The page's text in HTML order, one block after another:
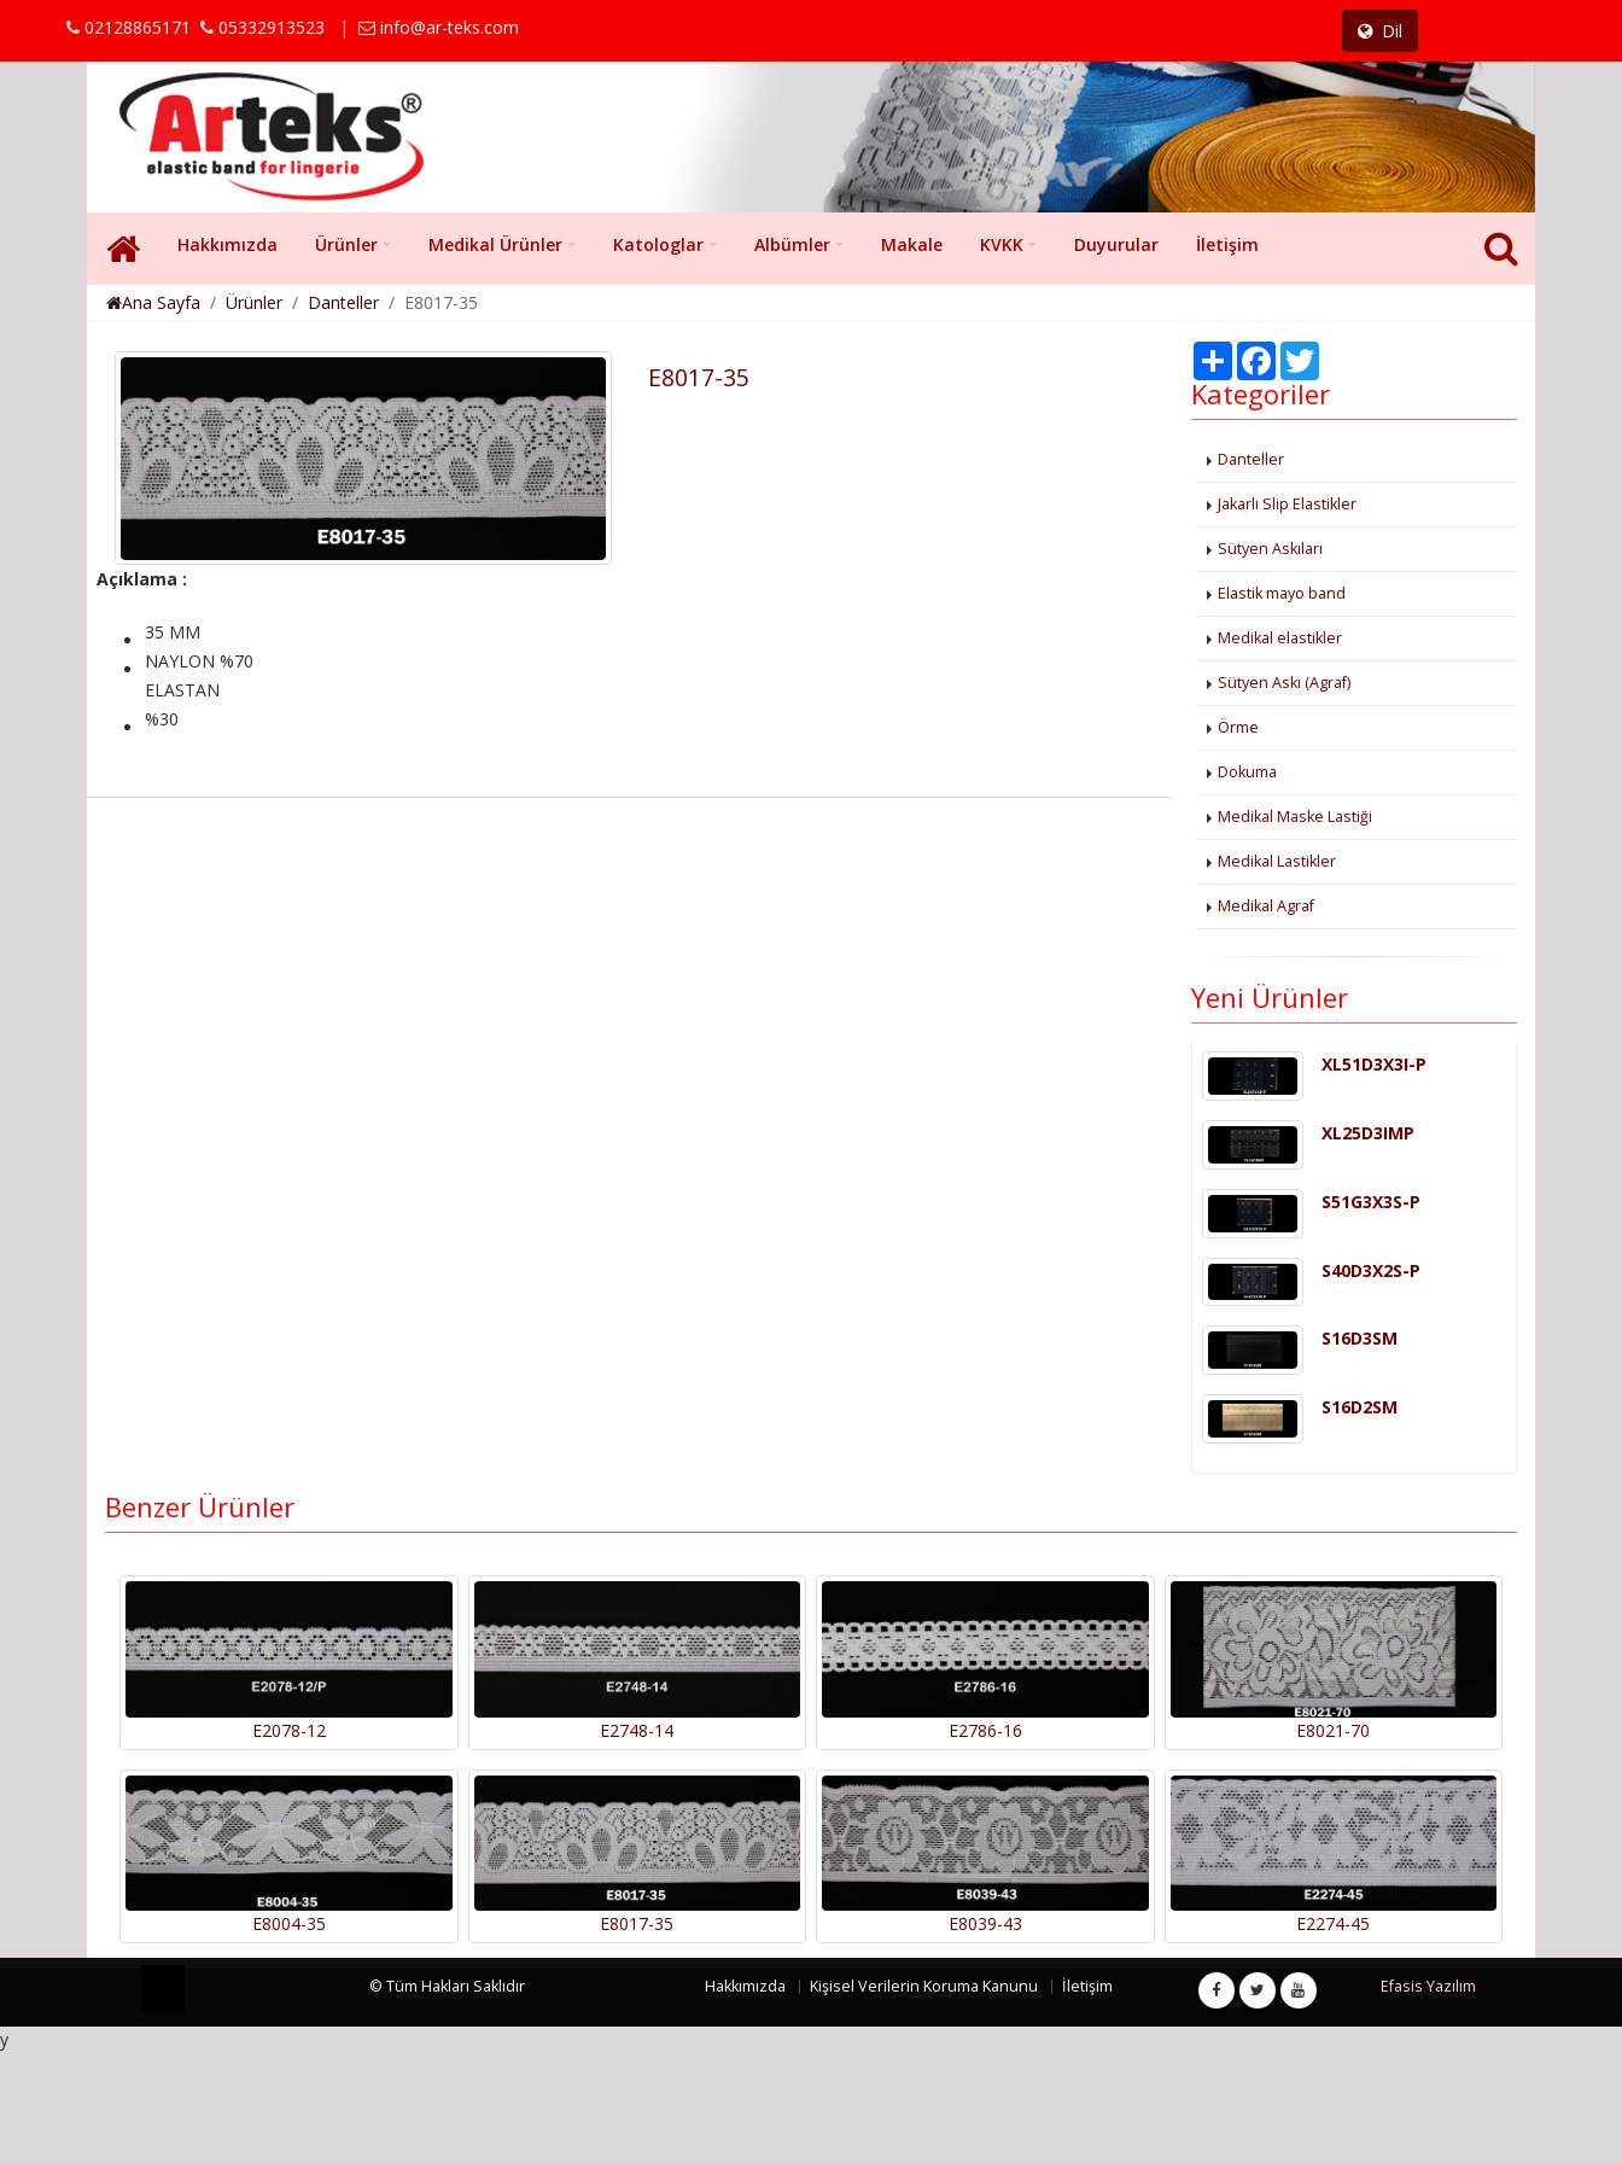
02128865171 05332913523 | info@ar-teks.com Dil
Hakkımızda Ürünler Medikal Ürünler Katologlar Albümler Makale KVKK Duyurular İletişim
Ana Sayfa Ürünler Danteller E8017-35
E8017-35
Açıklama :
35 MM
NAYLON %70
ELASTAN
%30
Share Facebook
Kategoriler
Danteller
Jakarlı Slip Elastikler
Sütyen Askıları
Elastik mayo band
Medikal elastikler
Sütyen Askı (Agraf)
Örme
Dokuma
Medikal Maske Lastiği
Medikal Lastikler
Medikal Agraf
Yeni Ürünler
XL51D3X3I-P
XL25D3IMP
S51G3X3S-P
S40D3X2S-P
S16D3SM
S16D2SM
Benzer Ürünler
E2078-12 E2748-14 E2786-16 E8021-70
E8004-35 E8017-35 E8039-43 E2274-45
© Tüm Hakları Saklıdır Hakkımızda Kişisel Verilerin Koruma Kanunu İletişim Efasis Yazılım
y